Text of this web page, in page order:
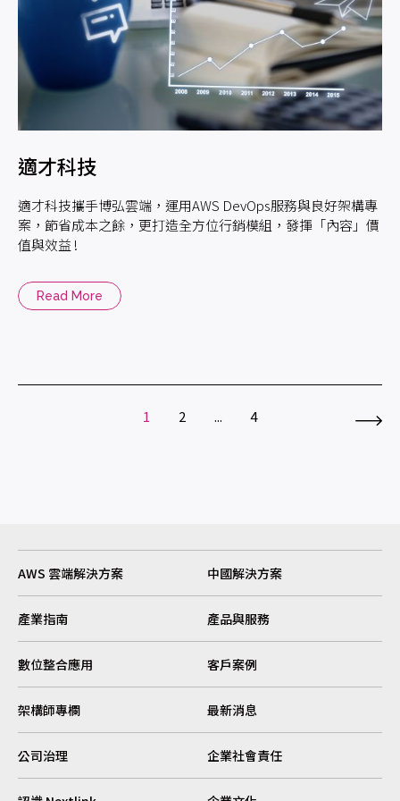
適才科技
適才科技攜手博弘雲端，運用AWS DevOps服務與良好架構專
案，節省成本之餘，更打造全方位行銷模組，發揮「內容」價
值與效益 !
Read More
1 2 ... 4
AWS 雲端解決方案 中國解決方案
產業指南 產品與服務
數位整合應用 客戶案例
架構師專欄 最新消息
公司治理 企業社會責任